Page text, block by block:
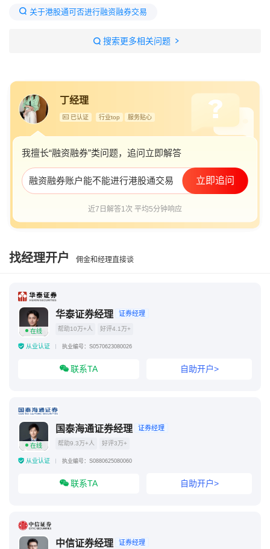
关于港股通可否进行融资融券交易
港股通允许融资融券交易 股票融资50万一天利息
港股通两融账户能交易么 两融账户能买港股通
港股通支持融资融券吗
两融账户可以买港股通的股票吗
港股通评测20题及答案
搜索更多相关问题
丁经理
已认证 行业top 服务贴心
我擅长“融资融券”类问题，追问立即解答
融资融券账户能不能进行港股通交易 立即追问
近7日解答1次 平均5分钟响应
找经理开户 佣金和经理直接谈
在线
华泰证券经理 证券经理
帮助10万+人 好评4.1万+
从业认证 执业编号：S0570623080026
联系TA 自助开户>
在线
国泰海通证券经理 证券经理
帮助9.3万+人 好评3万+
从业认证 执业编号：S0880625080060
联系TA 自助开户>
中信证券经理 证券经理